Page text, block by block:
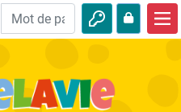
biblique